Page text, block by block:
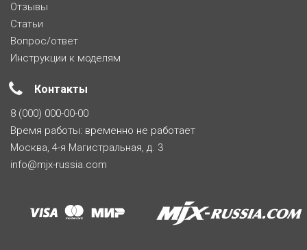
Отзывы
Статьи
Вопрос/ответ
Инструкции к моделям
Контакты
8 (000) 000-00-00
Время работы: временно не работает
Москва, 4-я Магистральная, д. 3
info@mjx-russia.com